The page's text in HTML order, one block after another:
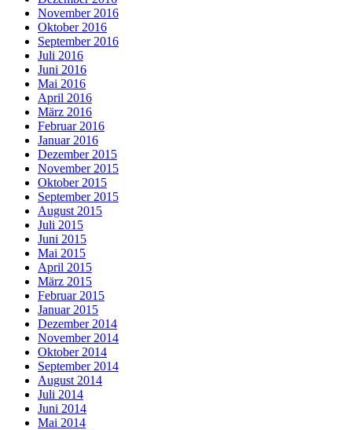
November 2016
Oktober 2016
September 2016
Juli 2016
Juni 2016
Mai 2016
April 2016
März 2016
Februar 2016
Januar 2016
Dezember 2015
November 2015
Oktober 2015
September 2015
August 2015
Juli 2015
Juni 2015
Mai 2015
April 2015
März 2015
Februar 2015
Januar 2015
Dezember 2014
November 2014
Oktober 2014
September 2014
August 2014
Juli 2014
Juni 2014
Mai 2014